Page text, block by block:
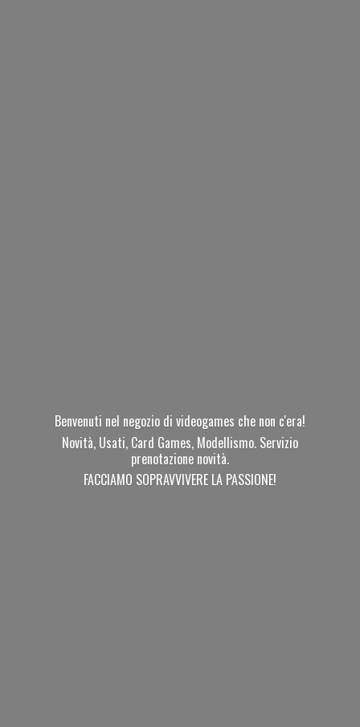
Benvenuti nel negozio di videogames che non c'era!
Novità, Usati, Card Games, Modellismo. Servizio
prenotazione novità.
FACCIAMO SOPRAVVIVERE LA PASSIONE!